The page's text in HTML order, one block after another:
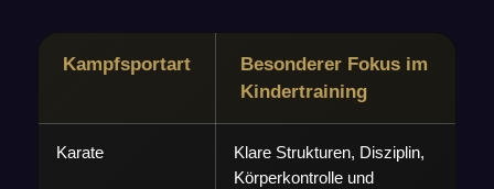
Kampfsportart
Besonderer Fokus im
Kindertraining
Karate
Klare Strukturen, Disziplin,
Körperkontrolle und